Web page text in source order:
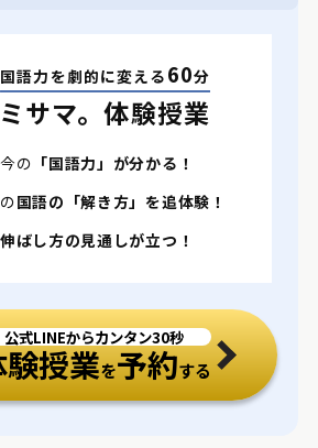
国語力を劇的に変える 60分
サマ。体験授業
の 「国語力」が分かる！
国語の「解き方」を追体験！
伸ばし方の見通しが立つ！
公式LINEからカンタン30秒
授業を予約する